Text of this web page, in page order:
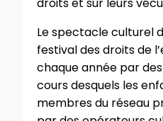
droits et sur leurs
Le spectacle culturel
festival des droits de
chaque année par
cours desquels les
membres du réseau